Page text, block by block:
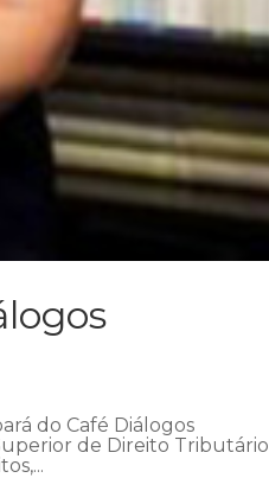
do Café Diálogos
de Direito Tributário